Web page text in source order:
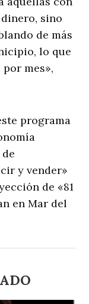
sino
de más
lo que
mes»,
programa
y vender»
de «81
en Mar del